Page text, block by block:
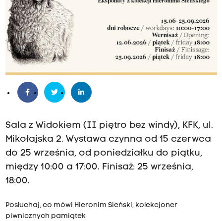
Sala z Widokiem (II piętro bez windy), KFK, ul.
Mikołajska 2. Wystawa czynna od 15 czerwca
do 25 września, od poniedziałku do piątku,
między 10:00 a 17:00. Finisaż: 25 września,
18:00.
Posłuchaj, co mówi Hieronim Sieński, kolekcjoner
piwnicznych pamiątek